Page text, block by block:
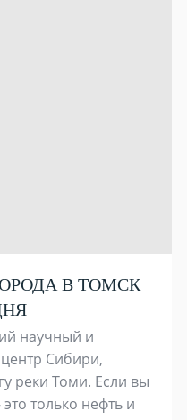
В ТОМСК
научный и
Сибири,
реки Томи. Если вы
только нефть и